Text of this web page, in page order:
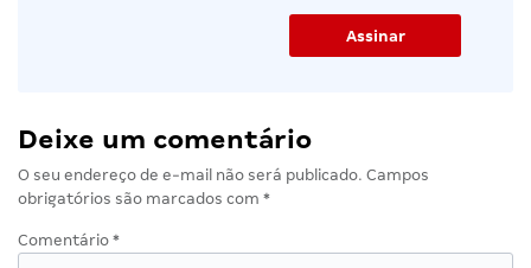
Deixe um comentário
O seu endereço de e-mail não será publicado. Campos
obrigatórios são marcados com *
Comentário *